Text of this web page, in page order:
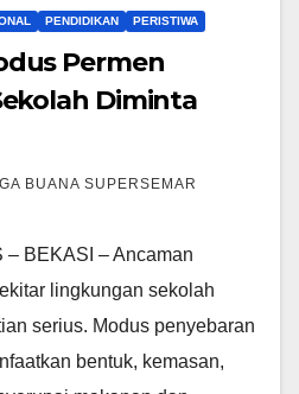
PENDIDIKAN PERISTIWA
Permen
Diminta
BUANA SUPERSEMAR
BEKASI – Ancaman
lingkungan sekolah
serius. Modus penyebaran
bentuk, kemasan,